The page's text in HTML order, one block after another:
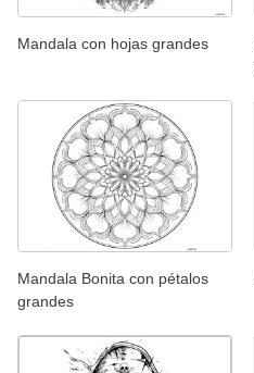
Mandala con hojas grandes
Mandala Bonita con pétalos
grandes